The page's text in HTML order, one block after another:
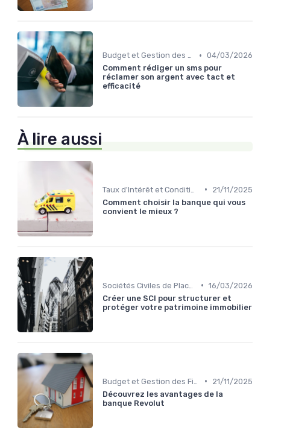
Budget et Gestion des Finances Personnelles • 04/03/2026
Comment rédiger un sms pour
réclamer son argent avec tact et
efficacité
À lire aussi
•
21/11/2025
Comment choisir la banque qui vous
convient le mieux ?
• 16/03/2026
Créer une SCI pour structurer et
protéger votre patrimoine immobilier
•
21/11/2025
Découvrez les avantages de la
banque Revolut